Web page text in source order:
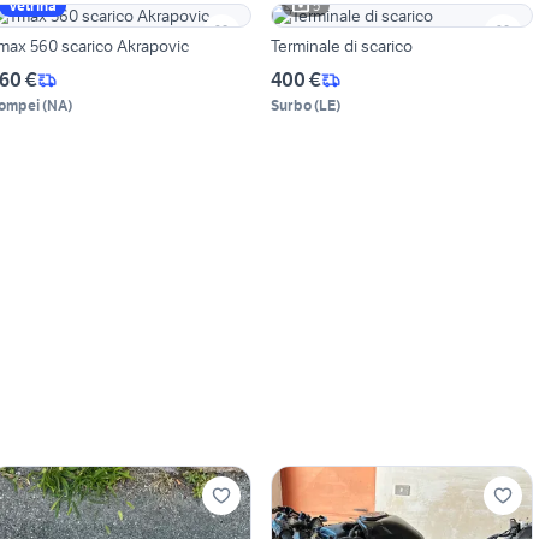
Vetrina
560 scarico Akrapovic
€
(NA)
5
Terminale di scarico
400 €
Surbo(LE)